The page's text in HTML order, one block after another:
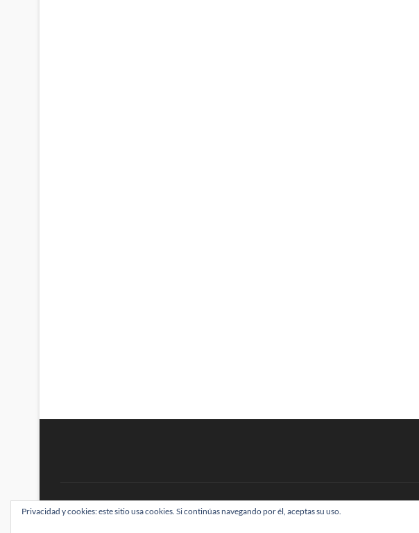
BRAINSTOMPING| Diseñado por:Theme Freesia|WordPress| © Todos los derechos reservados
Privacidad y cookies: este sitio usa cookies. Si continúas navegando por él, aceptas su uso.